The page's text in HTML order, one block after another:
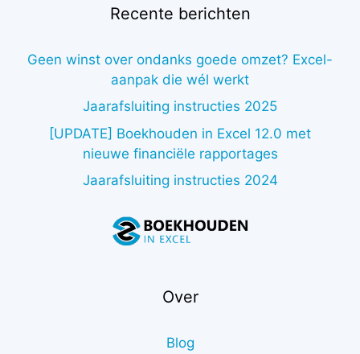
Recente berichten
Geen winst over ondanks goede omzet? Excel-
aanpak die wél werkt
Jaarafsluiting instructies 2025
[UPDATE] Boekhouden in Excel 12.0 met
nieuwe financiële rapportages
Jaarafsluiting instructies 2024
Over
Blog